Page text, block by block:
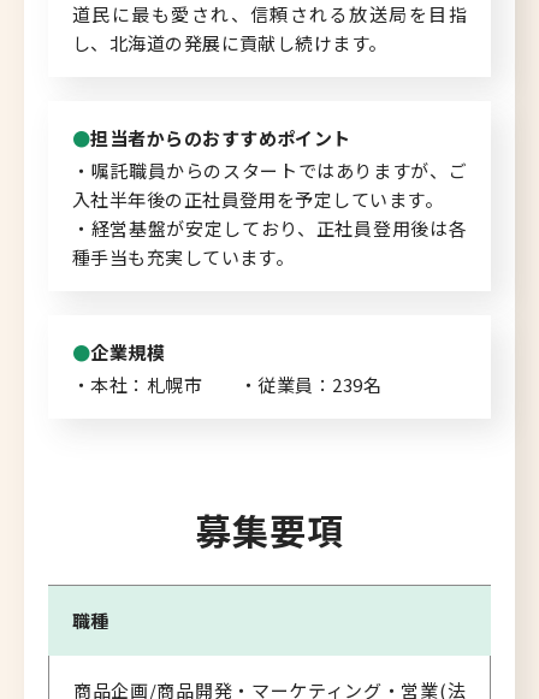
キャリアマップ
転職と年収のハナシ
転職コラム
企業担当者の方へ
道民に最も愛され、信頼される放送局を目指
し、北海道の発展に貢献し続けます。
担当者からのおすすめポイント
・嘱託職員からのスタートではありますが、ご
入社半年後の正社員登用を予定しています。
・経営基盤が安定しており、正社員登用後は各
種手当も充実しています。
企業規模
・本社：札幌市 ・従業員：239名
募集要項
職種
商品企画/商品開発・マーケティング・営業(法